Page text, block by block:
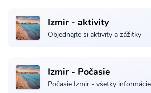
Izmir - aktivity
Objednajte si aktivity a zážitky
Izmir - Počasie
Počasie Izmir - všetky informácie